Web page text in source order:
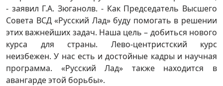
- заявил Г.А. Зюганолв. - Как Председатель Высшего
Совета ВСД «Русский Лад» буду помогать в решении
этих важнейших задач. Наша цель – добиться нового
курса для страны. Лево-центристский курс
неизбежен. У нас есть и достойные кадры и научная
программа. «Русский Лад» также находится в
авангарде этой борьбы».